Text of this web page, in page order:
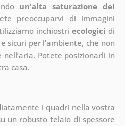
un'alta saturazione dei
preoccuparvi di immagini
inchiostriecologici di
sicuri per l'ambiente, che non
nell’aria. Potete posizionarli in
casa.
i quadri nella vostra
un robusto telaio di spessore